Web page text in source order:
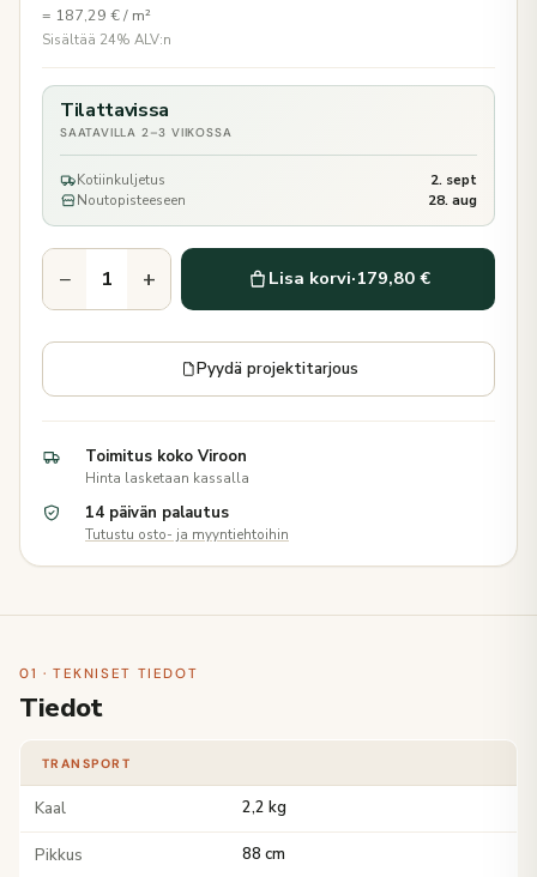
= 187,29 €/ m²
Sisältää 24% ALV:n
Tilattavissa
SAATAVILLA 2–3 VIIKOSSA
Kotiinkuljetus
2. sept
Noutopisteeseen
28. aug
− + Lisa korvi·179,80 €
Pyydä projektitarjous
Toimitus koko Viroon
Hinta lasketaan kassalla
14 päivän palautus
Tutustu osto- ja myyntiehtoihin
01 · TEKNISET TIEDOT
Tiedot
TRANSPORT
Kaal 2,2 kg
Pikkus 88 cm